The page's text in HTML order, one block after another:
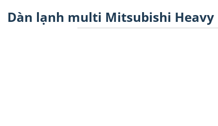
Dàn lạnh multi Mitsubishi Heavy